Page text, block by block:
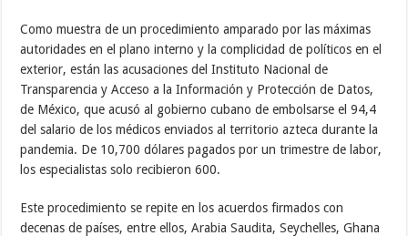
Como muestra de un procedimiento amparado por las máximas
autoridades en el plano interno y la complicidad de políticos en el
exterior, están las acusaciones del Instituto Nacional de
Transparencia y Acceso a la Información y Protección de Datos,
de México, que acusó al gobierno cubano de embolsarse el 94,4
del salario de los médicos enviados al territorio azteca durante la
pandemia. De 10,700 dólares pagados por un trimestre de labor,
los especialistas solo recibieron 600.
Este procedimiento se repite en los acuerdos firmados con
decenas de países, entre ellos, Arabia Saudita, Seychelles, Ghana